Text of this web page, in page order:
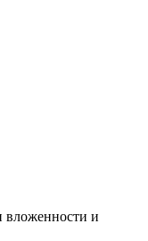
вложенности и